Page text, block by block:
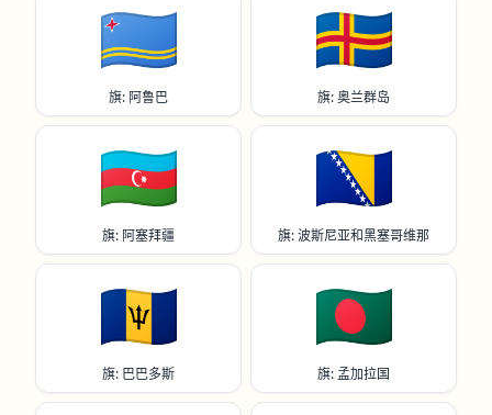
🇦🇼
旗: 阿鲁巴
🇦🇽
旗: 奥兰群岛
🇦🇿
旗: 阿塞拜疆
🇧🇦
旗: 波斯尼亚和黑塞哥维那
🇧🇧
旗: 巴巴多斯
🇧🇩
旗: 孟加拉国